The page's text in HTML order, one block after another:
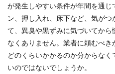
が発生しやすい条件が年間を通
ン、押し入れ、床下など、気が
て、異臭や黒ずみに気づいてか
なくありません。業者に頼むべ
どのくらいかかるのか分からな
いのではないでしょうか。